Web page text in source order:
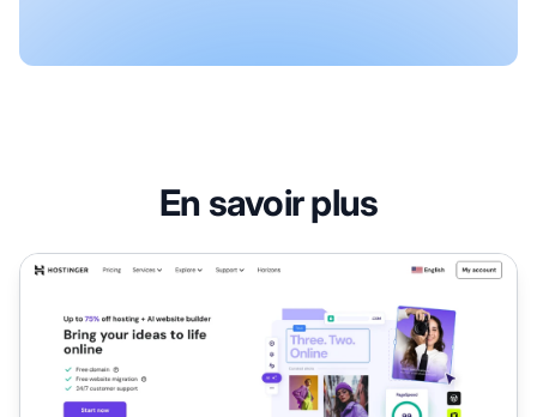
En savoir plus
Programme d'affiliation Hostinger